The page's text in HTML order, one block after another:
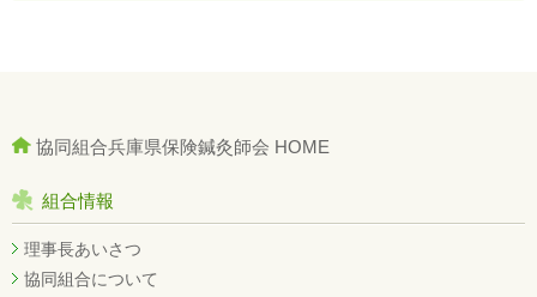
協同組合兵庫県保険鍼灸師会 HOME
組合情報
理事長あいさつ
協同組合について